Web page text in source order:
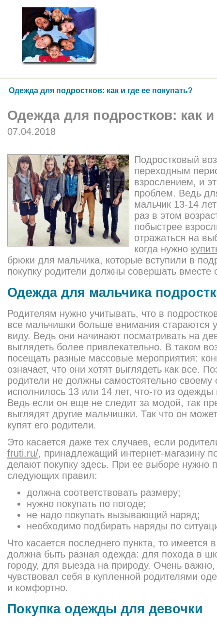
Одежда для подростков: как и где ее покупать?
Одежда для подростков: как и
07.04.2018
Подростковый
переходным
взрослением, и
проблем. Ведь
мальчик 13-14
раз в этом
побыстрее
отражаться на
когда нужно
брюки для мальчика, которые вступили в
покупку родители должны совершать вместе
Одежда для мальчика
Родителям нужно учитывать, что в
все мальчишки больше внимания стараются
виду. Ведь они начинают посматривать на
выглядеть более привлекательно. В таком
посещать разные массовые мероприятия:
означает, что они хотят выглядеть как все.
родители не должны самостоятельно своему
исполнилось 13 или 14 лет, что-то из одежды
Ведь если он еще не следит за модой, так
выглядят другие мальчишки. Так что он
купят его родители.
Это касается даже тех случаев, если
fruti.ru/, принадлежащий интернет-магазину
делают покупку здесь. При ее выборе нужно
следующих правил:
должна соответствовать размеру;
нужно покупать по погоде;
не надо покупать вызывающий наряд;
необходимо подбирать наряды по
Что касается последнего пункта, то имеется
должна быть разная одежда: для похода в
городу, для выезда на природу. Очень
чувствовал себя в купленной родителями
и комфортно.
Покупка одежды для девочки